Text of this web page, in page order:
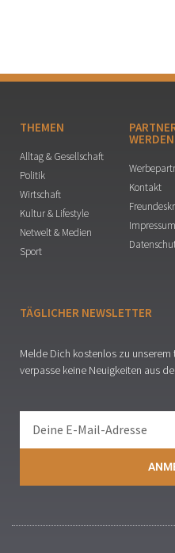
THEMEN
Alltag & Gesellschaft
Politik
Wirtschaft
Kultur & Lifestyle
Netwelt & Medien
Sport
WERDEN
Kontakt
Impressum
TÄGLICHER NEWSLETTER
Melde Dich kostenlos zu
verpasse keine Neuigkeiten aus